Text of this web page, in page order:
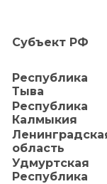
Субъект РФ
Республика
Тыва
Республика
Калмыкия
область
Удмуртская
Республика